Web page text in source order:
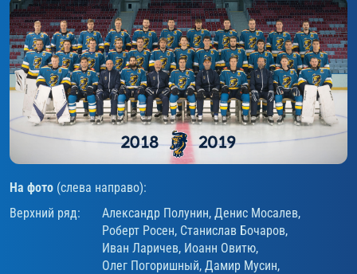
На фото (слева направо):
Верхний ряд:
Александр Полунин, Денис Мосалев,
Роберт Росен, Станислав Бочаров,
Иван Ларичев, Иоанн Овитю,
Олег Погоришный, Дамир Мусин,